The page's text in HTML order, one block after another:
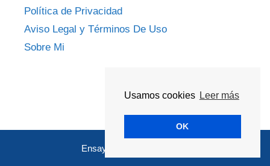
Usamos cookies Leer más
OK
Política de Privacidad
Aviso Legal y Términos De Uso
Sobre Mi
Ensayos Académicos 2026